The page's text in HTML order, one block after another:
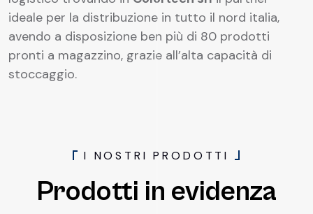
ideale per la distribuzione in tutto il nord italia,
avendo a disposizione ben più di 80 prodotti
pronti a magazzino, grazie all’alta capacità di
stoccaggio.
I NOS T R I PRO D O T TI
Prodotti in evidenza